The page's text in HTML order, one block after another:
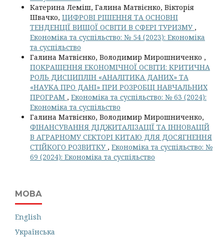
Катерина Леміш, Галина Матвієнко, Вікторія
Швачко, ЦИФРОВІ РІШЕННЯ ТА ОСНОВНІ
ТЕНДЕНЦІЇ ВИЩОЇ ОСВІТИ В СФЕРІ ТУРИЗМУ ,
Економіка та суспільство: № 54 (2023): Економіка
та суспільство
Галина Матвієнко, Володимир Мирошниченко ,
ПОКРАЩЕННЯ ЕКОНОМІЧНОЇ ОСВІТИ: КРИТИЧНА
РОЛЬ ДИСЦИПЛІН «АНАЛІТИКА ДАНИХ» ТА
«НАУКА ПРО ДАНІ» ПРИ РОЗРОБЦІ НАВЧАЛЬНИХ
ПРОГРАМ , Економіка та суспільство: № 63 (2024):
Економіка та суспільство
Галина Матвієнко, Володимир Мирошниченко,
ФІНАНСУВАННЯ ДІДЖИТАЛІЗАЦІЇ ТА ІННОВАЦІЙ
В АГРАРНОМУ СЕКТОРІ КИТАЮ ДЛЯ ДОСЯГНЕННЯ
СТІЙКОГО РОЗВИТКУ , Економіка та суспільство: №
69 (2024): Економіка та суспільство
МОВА
English
Українська